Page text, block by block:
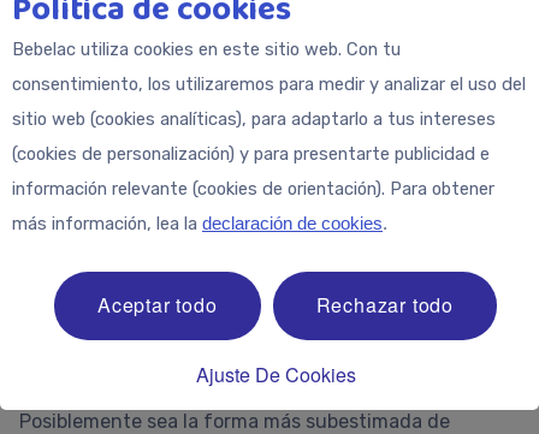
3. Llévalos a un lugar que les encantará
Es fácil buscar en Internet un evento o un lugar que le
interese a tu hijo. Observa lo especial que se sentirá al
saber que estabas pensando en él. Si es educativo, es
una ventaja. ¡Podría ser algo tan simple como perseguir
pájaros en un parque! Agrega un elemento de sorpresa
experiencia y le enseña a tu hijo sobre el poder de la
generosidad.
Posiblemente sea la forma más subestimada de
Bebelac utiliza cookies en este sitio web. Con tu
consentimiento, los utilizaremos para medir y analizar el uso del
sitio web (cookies analíticas), para adaptarlo a tus intereses
(cookies de personalización) y para presentarte publicidad e
información relevante (cookies de orientación). Para obtener
más información, lea la declaración de cookies.
Aceptar todo Rechazar todo
Ajuste De Cookies